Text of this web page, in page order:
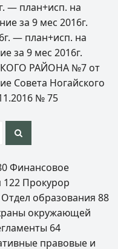
— план+исп. на
за 9 мес 2016г.
— план+исп. на
за 9 мес 2016г.
РАЙОНА №7 от
Совета Ногайского
№ 75
Финансовое
122 Прокурор
Отдел образования88
окружающей
64
правовые и